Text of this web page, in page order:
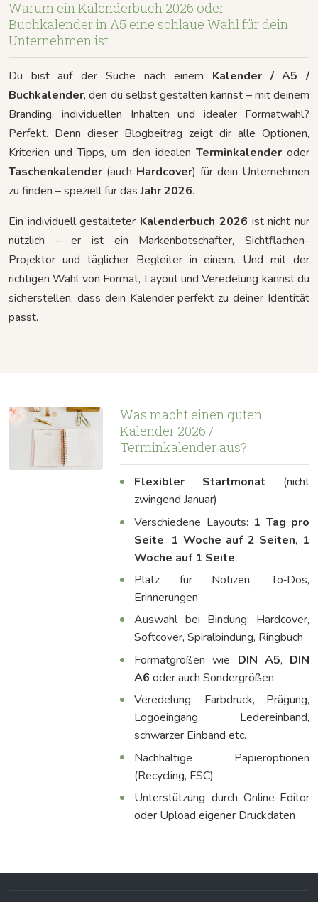
Warum ein Kalenderbuch 2026 oder
Buchkalender in A5 eine schlaue Wahl für dein
Unternehmen ist
Du bist auf der Suche nach einem Kalender / A5 /
Buchkalender, den du selbst gestalten kannst – mit deinem
Branding, individuellen Inhalten und idealer Formatwahl?
Perfekt. Denn dieser Blogbeitrag zeigt dir alle Optionen,
Kriterien und Tipps, um den idealen Terminkalenderoder
Taschenkalender (auch Hardcover) für dein Unternehmen
zu finden – speziell für dasJahr 2026.
Ein individuell gestalteter Kalenderbuch 2026 ist nicht nur
nützlich – er ist ein Markenbotschafter, Sichtflächen-
Projektor und täglicher Begleiter in einem. Und mit der
richtigen Wahl von Format, Layout und Veredelung kannst du
sicherstellen, dass dein Kalender perfekt zu deiner Identität
passt.
Was macht einen guten
Kalender 2026 /
Terminkalender aus?
Flexibler Startmonat (nicht
zwingend Januar)
Verschiedene Layouts: 1 Tag pro
Seite, 1 Woche auf 2 Seiten, 1
Woche auf 1 Seite
Platz für Notizen, To‑Dos,
Erinnerungen
Auswahl bei Bindung: Hardcover,
Softcover, Spiralbindung, Ringbuch
Formatgrößen wie DIN A5, DIN
A6 oder auch Sondergrößen
Veredelung: Farbdruck, Prägung,
Logoeingang, Ledereinband,
schwarzer Einband etc.
Nachhaltige Papieroptionen
(Recycling, FSC)
Unterstützung durch Online-Editor
oder Upload eigener Druckdaten